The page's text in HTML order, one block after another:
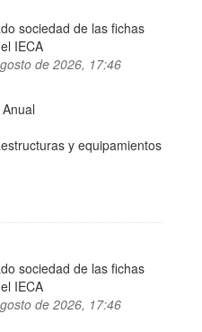
sociedad de las fichas
IECA
de 2026, 17:46
y equipamientos
sociedad de las fichas
IECA
de 2026, 17:46